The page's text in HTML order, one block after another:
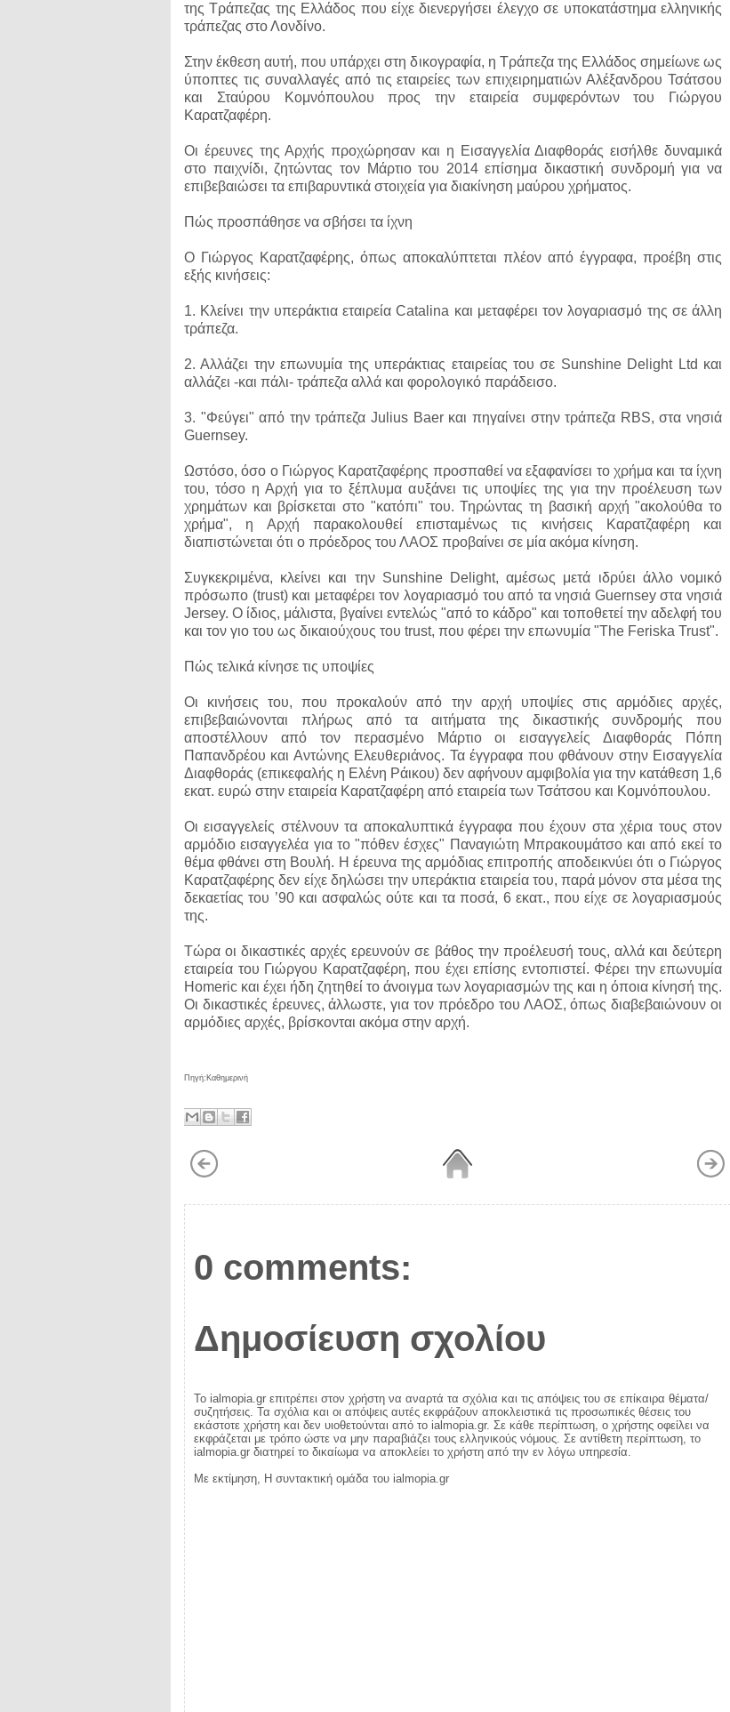
της Τράπεζας της Ελλάδος που είχε διενεργήσει έλεγχο σε υποκατάστημα ελληνικής
τράπεζας στο Λονδίνο.
Στην έκθεση αυτή, που υπάρχει στη δικογραφία, η Τράπεζα της Ελλάδος σημείωνε ως
ύποπτες τις συναλλαγές από τις εταιρείες των επιχειρηματιών Αλέξανδρου Τσάτσου
και Σταύρου Κομνόπουλου προς την εταιρεία συμφερόντων του Γιώργου
Καρατζαφέρη.
Οι έρευνες της Αρχής προχώρησαν και η Εισαγγελία Διαφθοράς εισήλθε δυναμικά
στο παιχνίδι, ζητώντας τον Μάρτιο του 2014 επίσημα δικαστική συνδρομή για να
επιβεβαιώσει τα επιβαρυντικά στοιχεία για διακίνηση μαύρου χρήματος.
Πώς προσπάθησε να σβήσει τα ίχνη
Ο Γιώργος Καρατζαφέρης, όπως αποκαλύπτεται πλέον από έγγραφα, προέβη στις
εξής κινήσεις:
1. Κλείνει την υπεράκτια εταιρεία Catalina και μεταφέρει τον λογαριασμό της σε άλλη
τράπεζα.
2. Αλλάζει την επωνυμία της υπεράκτιας εταιρείας του σε Sunshine Delight Ltd και
αλλάζει -και πάλι- τράπεζα αλλά και φορολογικό παράδεισο.
3. "Φεύγει" από την τράπεζα Julius Baer και πηγαίνει στην τράπεζα RBS, στα νησιά
Guernsey.
Ωστόσο, όσο ο Γιώργος Καρατζαφέρης προσπαθεί να εξαφανίσει το χρήμα και τα ίχνη
του, τόσο η Αρχή για το ξέπλυμα αυξάνει τις υποψίες της για την προέλευση των
χρημάτων και βρίσκεται στο "κατόπι" του. Τηρώντας τη βασική αρχή "ακολούθα το
χρήμα", η Αρχή παρακολουθεί επισταμένως τις κινήσεις Καρατζαφέρη και
διαπιστώνεται ότι ο πρόεδρος του ΛΑΟΣ προβαίνει σε μία ακόμα κίνηση.
Συγκεκριμένα, κλείνει και την Sunshine Delight, αμέσως μετά ιδρύει άλλο νομικό
πρόσωπο (trust) και μεταφέρει τον λογαριασμό του από τα νησιά Guernsey στα νησιά
Jersey. Ο ίδιος, μάλιστα, βγαίνει εντελώς "από το κάδρο" και τοποθετεί την αδελφή του
και τον γιο του ως δικαιούχους του trust, που φέρει την επωνυμία "Τhe Feriska Trust".
Πώς τελικά κίνησε τις υποψίες
Οι κινήσεις του, που προκαλούν από την αρχή υποψίες στις αρμόδιες αρχές,
επιβεβαιώνονται πλήρως από τα αιτήματα της δικαστικής συνδρομής που
αποστέλλουν από τον περασμένο Μάρτιο οι εισαγγελείς Διαφθοράς Πόπη
Παπανδρέου και Αντώνης Ελευθεριάνος. Τα έγγραφα που φθάνουν στην Εισαγγελία
Διαφθοράς (επικεφαλής η Ελένη Ράικου) δεν αφήνουν αμφιβολία για την κατάθεση 1,6
εκατ. ευρώ στην εταιρεία Καρατζαφέρη από εταιρεία των Τσάτσου και Κομνόπουλου.
Οι εισαγγελείς στέλνουν τα αποκαλυπτικά έγγραφα που έχουν στα χέρια τους στον
αρμόδιο εισαγγελέα για το "πόθεν έσχες" Παναγιώτη Μπρακουμάτσο και από εκεί το
θέμα φθάνει στη Βουλή. Η έρευνα της αρμόδιας επιτροπής αποδεικνύει ότι ο Γιώργος
Καρατζαφέρης δεν είχε δηλώσει την υπεράκτια εταιρεία του, παρά μόνον στα μέσα της
δεκαετίας του ’90 και ασφαλώς ούτε και τα ποσά, 6 εκατ., που είχε σε λογαριασμούς
της.
Τώρα οι δικαστικές αρχές ερευνούν σε βάθος την προέλευσή τους, αλλά και δεύτερη
εταιρεία του Γιώργου Καρατζαφέρη, που έχει επίσης εντοπιστεί. Φέρει την επωνυμία
Homeric και έχει ήδη ζητηθεί το άνοιγμα των λογαριασμών της και η όποια κίνησή της.
Οι δικαστικές έρευνες, άλλωστε, για τον πρόεδρο του ΛΑΟΣ, όπως διαβεβαιώνουν οι
αρμόδιες αρχές, βρίσκονται ακόμα στην αρχή.
Πηγή:Καθημερινή
0 comments:
Δημοσίευση σχολίου
Το ialmopia.gr επιτρέπει στον χρήστη να αναρτά τα σχόλια και τις απόψεις του σε επίκαιρα θέματα/
συζητήσεις. Τα σχόλια και οι απόψεις αυτές εκφράζουν αποκλειστικά τις προσωπικές θέσεις του
εκάστοτε χρήστη και δεν υιοθετούνται από το ialmopia.gr. Σε κάθε περίπτωση, ο χρήστης οφείλει να
εκφράζεται με τρόπο ώστε να μην παραβιάζει τους ελληνικούς νόμους. Σε αντίθετη περίπτωση, το
ialmopia.gr διατηρεί το δικαίωμα να αποκλείει το χρήστη από την εν λόγω υπηρεσία.
Με εκτίμηση, Η συντακτική ομάδα του ialmopia.gr